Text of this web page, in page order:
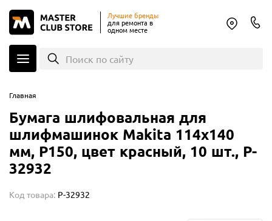
Лучшие бренды
для ремонта в
одном месте
Поиск по сайту
Главная
Бумага шлифовальная для
шлифмашинок Makita 114х140
мм, P150, цвет красный, 10 шт., P-
32932
Код товара: P-32932